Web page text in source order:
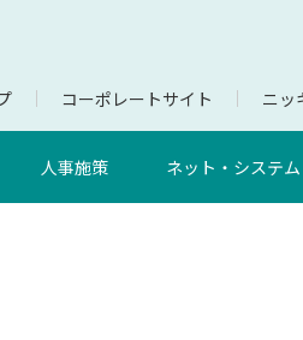
コーポレートサイト ニッ
人事施策 ネット・システム